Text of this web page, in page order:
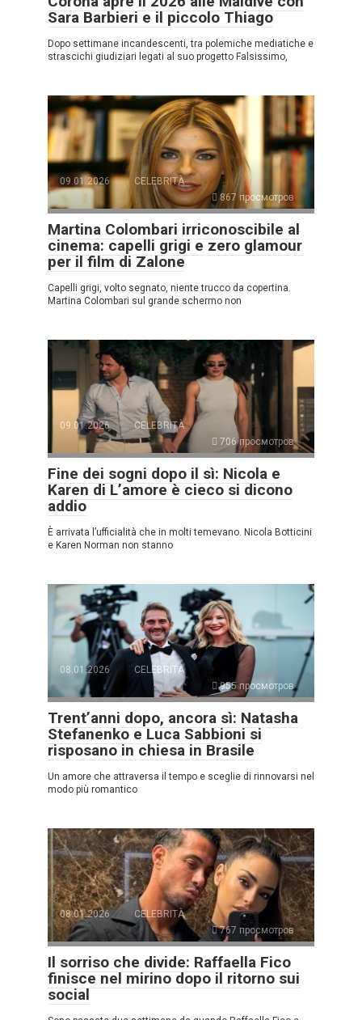
Sara Barbieri e il piccolo Thiago
Dopo settimane incandescenti, tra polemiche mediatiche e
strascichi giudiziari legati al suo progetto Falsissimo,
09.01.2026
CELEBRITÀ
867 просмотров
Martina Colombari irriconoscibile al
cinema: capelli grigi e zero glamour
per il film di Zalone
Capelli grigi, volto segnato, niente trucco da copertina.
Martina Colombari sul grande schermo non
09.01.2026
CELEBRITÀ
706 просмотров
Fine dei sogni dopo il sì: Nicola e
Karen di L’amore è cieco si dicono
addio
È arrivata l’ufficialità che in molti temevano. Nicola Botticini
e Karen Norman non stanno
08.01.2026
CELEBRITÀ
955 просмотров
Trent’anni dopo, ancora sì: Natasha
Stefanenko e Luca Sabbioni si
risposano in chiesa in Brasile
Un amore che attraversa il tempo e sceglie di rinnovarsi nel
modo più romantico
08.01.2026
CELEBRITÀ
767 просмотров
Il sorriso che divide: Raffaella Fico
finisce nel mirino dopo il ritorno sui
social